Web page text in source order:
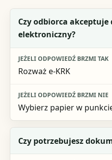
Pytanie na start
Jeżeli odpowiedź brzmi nie
Czy odbiorca
elektroniczny?
Rozważ e-KRK
Wybierz papier w
Czy potrzebujesz